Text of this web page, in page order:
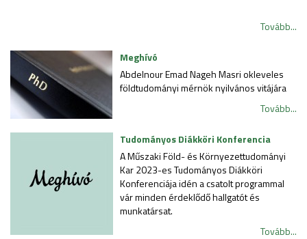
Tovább...
Meghívó
Abdelnour Emad Nageh Masri okleveles
földtudományi mérnök nyilvános vitájára
Tovább...
Tudományos Diákköri Konferencia
A Műszaki Föld- és Környezettudományi
Kar 2023-es Tudományos Diákköri
Konferenciája idén a csatolt programmal
vár minden érdeklődő hallgatót és
munkatársat.
Tovább...